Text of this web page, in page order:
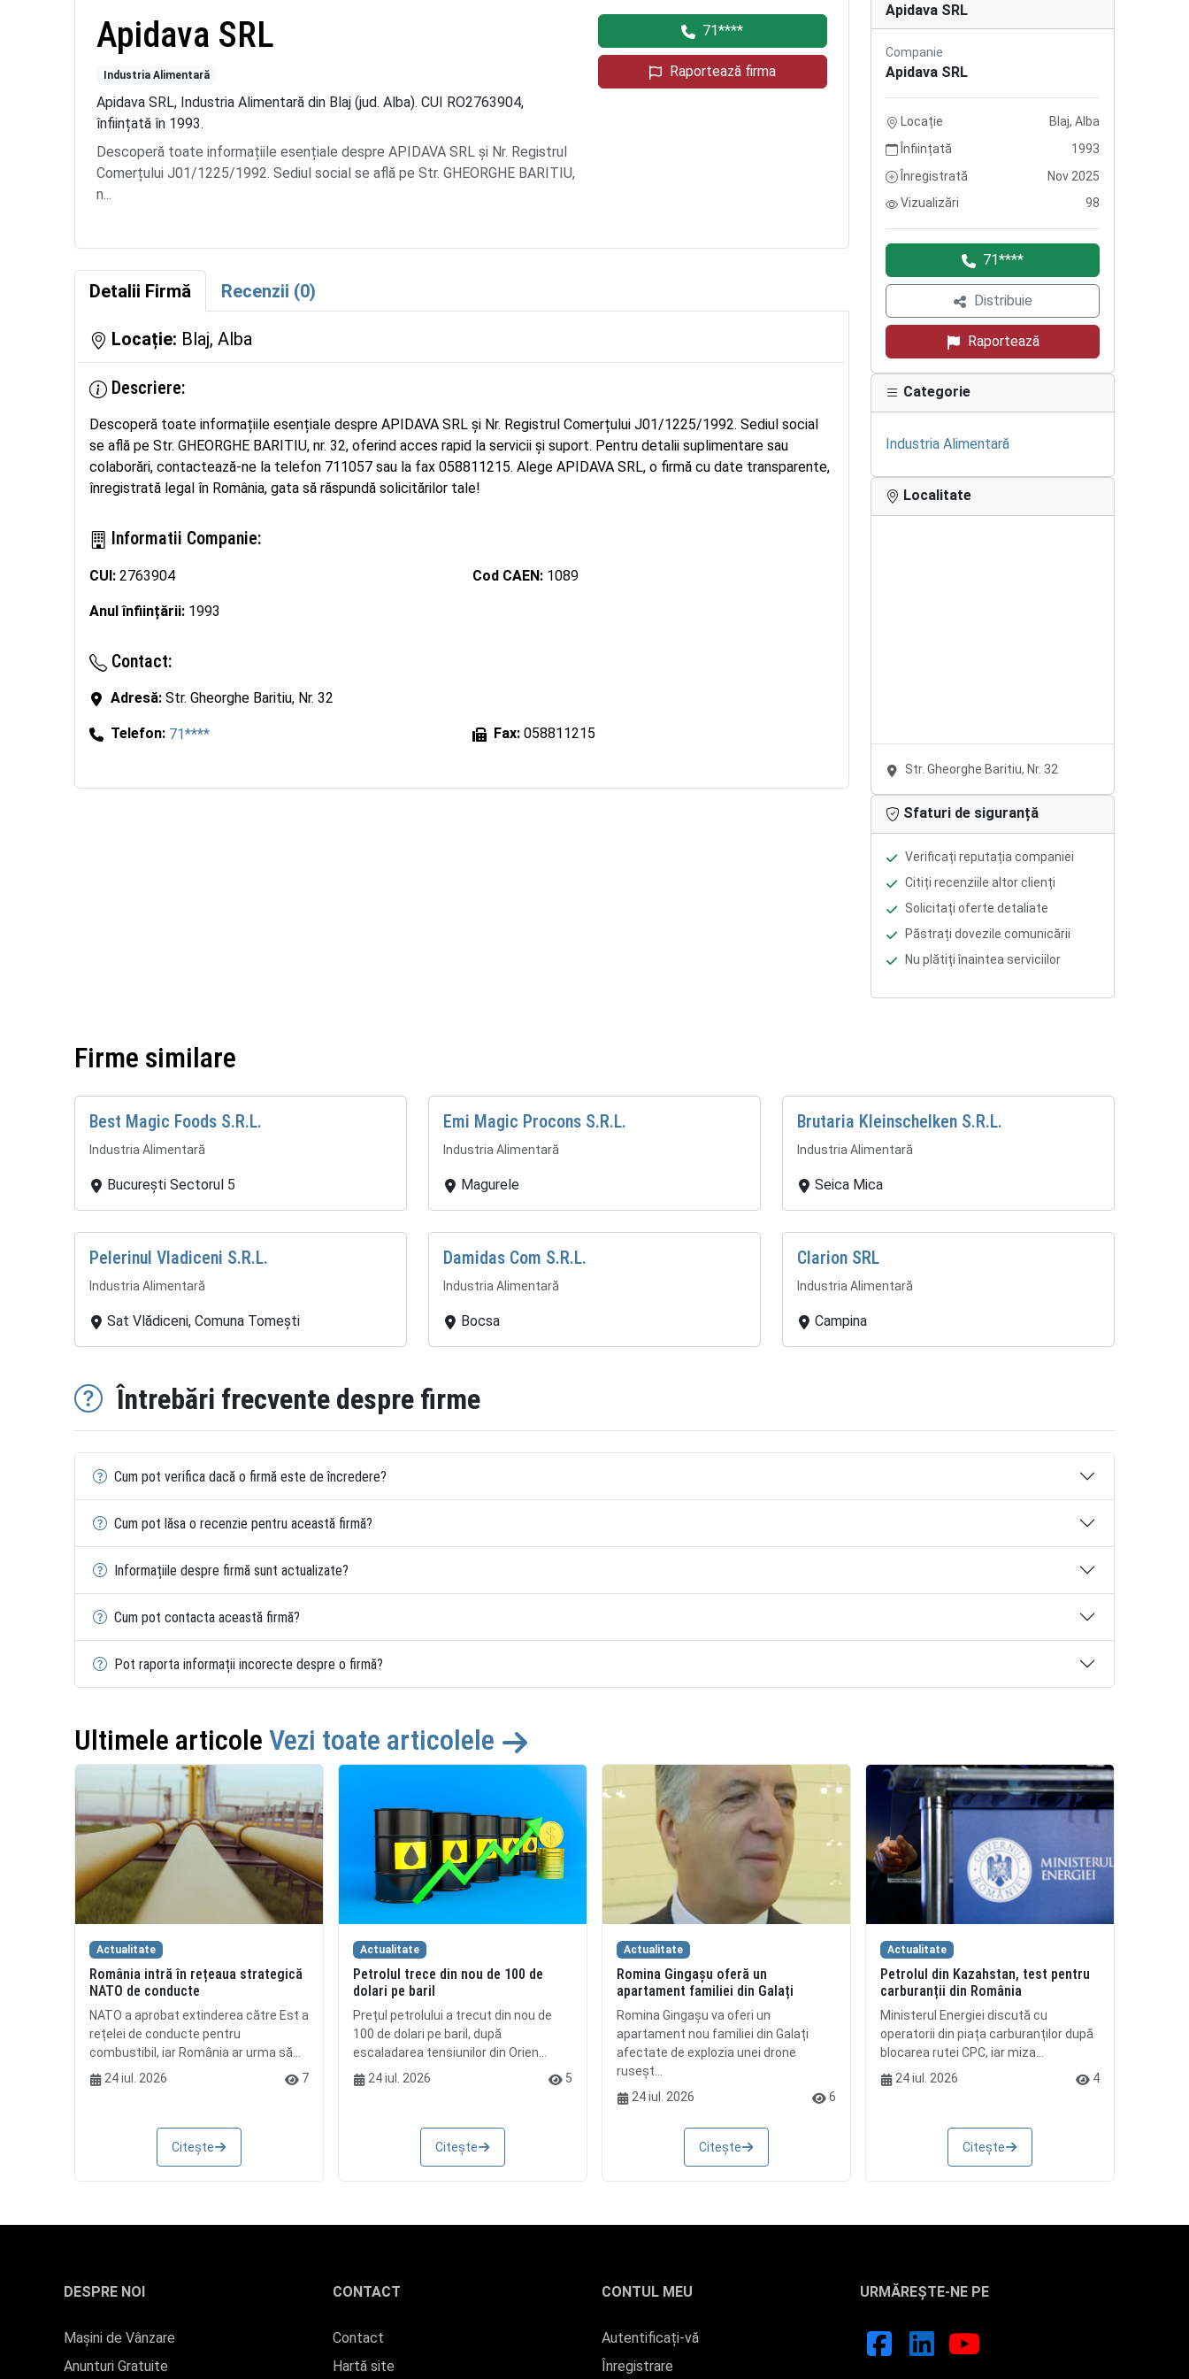
Apidava SRL
Industria Alimentară
Apidava SRL, Industria Alimentară din Blaj (jud. Alba). CUI RO2763904,
înființată în 1993.
Descoperă toate informațiile esențiale despre APIDAVA SRL și Nr. Registrul
Comerțului J01/1225/1992. Sediul social se află pe Str. GHEORGHE BARITIU,
n...
71****
Raportează firma
Detalii Firmă Recenzii (0)
Locație: Blaj, Alba
Descriere:
Descoperă toate informațiile esențiale despre APIDAVA SRL și Nr. Registrul Comerțului J01/1225/1992. Sediul social
se află pe Str. GHEORGHE BARITIU, nr. 32, oferind acces rapid la servicii și suport. Pentru detalii suplimentare sau
colaborări, contactează-ne la telefon 711057 sau la fax 058811215. Alege APIDAVA SRL, o firmă cu date transparente,
înregistrată legal în România, gata să răspundă solicitărilor tale!
Informatii Companie:
CUI: 2763904 Cod CAEN: 1089
Anul înființării: 1993
Contact:
Adresă: Str. Gheorghe Baritiu, Nr. 32
Telefon: 71**** Fax: 058811215
Apidava SRL
Companie
Apidava SRL
Locație
Blaj, Alba
Înființată
1993
Înregistrată
Nov 2025
Vizualizări
98
71****
Distribuie
Raportează
Categorie
Industria Alimentară
Localitate
Str. Gheorghe Baritiu, Nr. 32
Sfaturi de siguranță
Verificați reputația companiei
Citiți recenziile altor clienți
Solicitați oferte detaliate
Păstrați dovezile comunicării
Nu plătiți înaintea serviciilor
Firme similare
Best Magic Foods S.R.L.
Industria Alimentară
București Sectorul 5
Emi Magic Procons S.R.L.
Industria Alimentară
Magurele
Brutaria Kleinschelken S.R.L.
Industria Alimentară
Seica Mica
Pelerinul Vladiceni S.R.L.
Industria Alimentară
Sat Vlădiceni, Comuna Tomești
Damidas Com S.R.L.
Industria Alimentară
Bocsa
Clarion SRL
Industria Alimentară
Campina
Întrebări frecvente despre firme
Cum pot verifica dacă o firmă este de încredere?
Cum pot lăsa o recenzie pentru această firmă?
Informațiile despre firmă sunt actualizate?
Cum pot contacta această firmă?
Pot raporta informații incorecte despre o firmă?
Ultimele articole Vezi toate articolele
Actualitate
România intră în rețeaua strategică
NATO de conducte
NATO a aprobat extinderea către Est a
rețelei de conducte pentru
combustibil, iar România ar urma să...
24 iul. 2026
7
Citește
Actualitate
Petrolul trece din nou de 100 de
dolari pe baril
Prețul petrolului a trecut din nou de
100 de dolari pe baril, după
escaladarea tensiunilor din Orien...
24 iul. 2026
5
Citește
Actualitate
Romina Gingașu oferă un
apartament familiei din Galați
Romina Gingașu va oferi un
apartament nou familiei din Galați
afectate de explozia unei drone
ruseșt...
24 iul. 2026
6
Citește
Actualitate
Petrolul din Kazahstan, test pentru
carburanții din România
Ministerul Energiei discută cu
operatorii din piața carburanților după
blocarea rutei CPC, iar miza...
24 iul. 2026
4
Citește
DESPRE NOI
Mașini de Vânzare
Anunturi Gratuite
CONTACT
Contact
Hartă site
CONTUL MEU
Autentificați-vă
Înregistrare
URMĂREȘTE-NE PE